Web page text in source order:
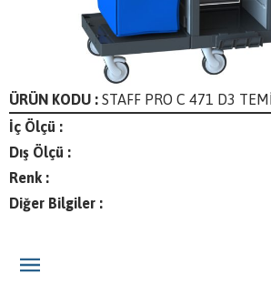
ÜRÜN KODU : STAFF PRO C 471 D3
İç Ölçü :
Dış Ölçü :
Renk :
Diğer Bilgiler :